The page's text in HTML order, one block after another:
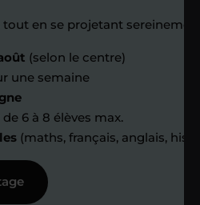
et les progrès
tout en se projetant
(selon le centre)
une semaine
de 6 à 8 élèves max.
(maths, français, anglais,